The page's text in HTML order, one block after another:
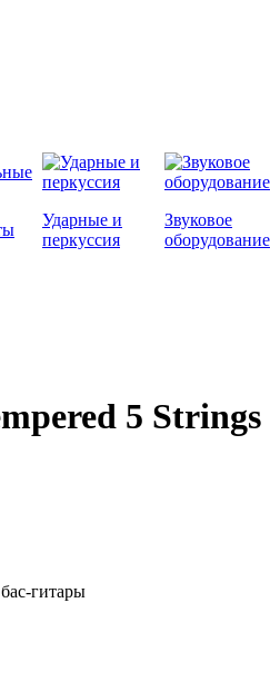
Ударные и
перкуссия
Звуковое
оборудование
5
гитары